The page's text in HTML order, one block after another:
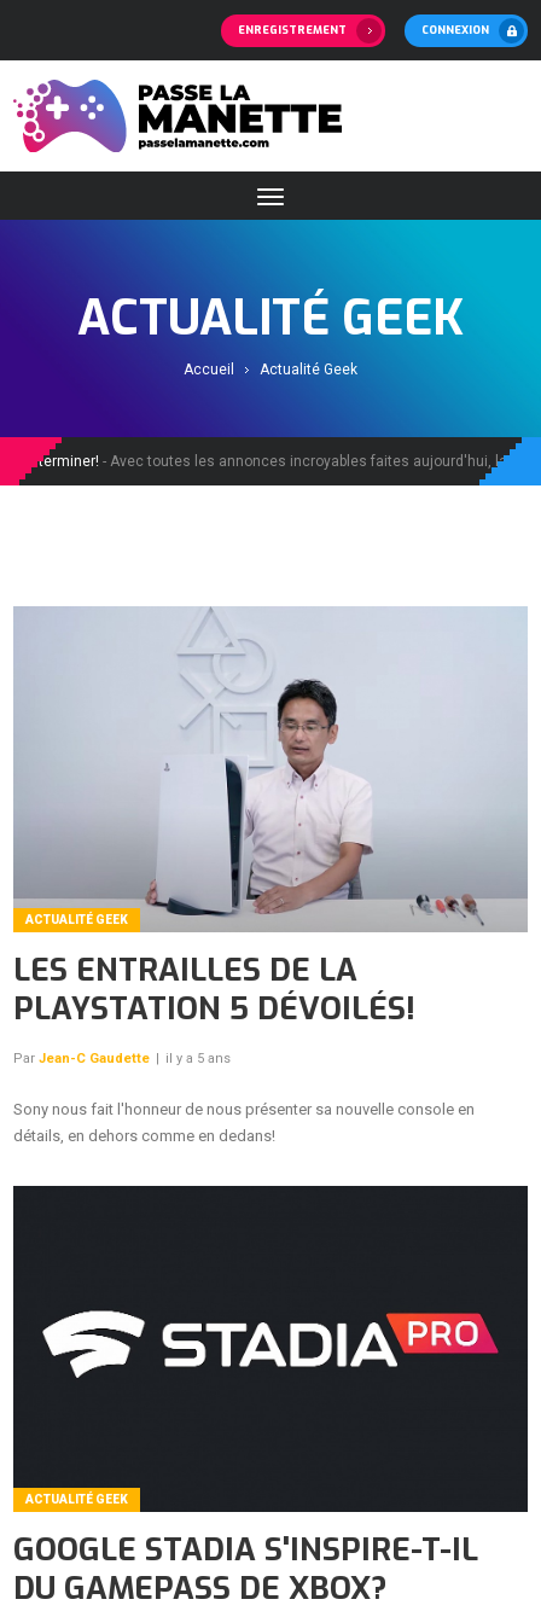
ENREGISTREMENT CONNEXION
ACTUALITÉ GEEK
Accueil Actualité Geek
terminer!- Avec toutes les annonces incroyables faites aujourd'hui, la
ACTUALITÉ GEEK
LES ENTRAILLES DE LA
PLAYSTATION 5 DÉVOILÉS!
ParJean-C Gaudette | il y a 5 ans
Sony nous fait l'honneur de nous présenter sa nouvelle console en
détails, en dehors comme en dedans!
ACTUALITÉ GEEK
GOOGLE STADIA S'INSPIRE-T-IL
DU GAMEPASS DE XBOX?